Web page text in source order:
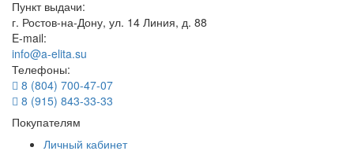
Пункт выдачи:
г. Ростов-на-Дону, ул. 14 Линия, д. 88
E-mail:
info@a-elita.su
Телефоны:
8 (804) 700-47-07
8 (915) 843-33-33
Покупателям
Личный кабинет